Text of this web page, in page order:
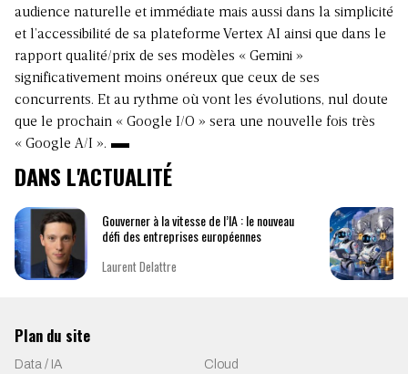
audience naturelle et immédiate mais aussi dans la simplicité
et l’accessibilité de sa plateforme Vertex AI ainsi que dans le
rapport qualité/prix de ses modèles « Gemini »
significativement moins onéreux que ceux de ses
concurrents. Et au rythme où vont les évolutions, nul doute
que le prochain « Google I/O » sera une nouvelle fois très
« Google A/I ».
DANS L'ACTUALITÉ
Gouverner à la vitesse de l’IA : le nouveau
défi des entreprises européennes
Laurent Delattre
Plan du site
Data / IA
Cloud